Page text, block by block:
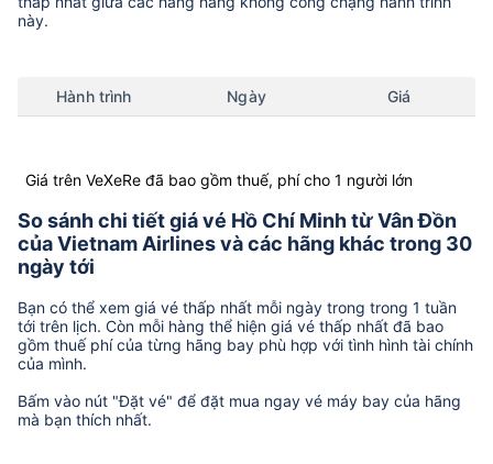
này.
Hành trình Ngày Giá
Giá trên VeXeRe đã bao gồm thuế, phí cho 1 người lớn
So sánh chi tiết giá vé Hồ Chí Minh từ Vân Đồn
của Vietnam Airlines và các hãng khác trong 30
ngày tới
Bạn có thể xem giá vé thấp nhất mỗi ngày trong trong 1 tuần
tới trên lịch. Còn mỗi hàng thể hiện giá vé thấp nhất đã bao
gồm thuế phí của từng hãng bay phù hợp với tình hình tài chính
của mình.
Bấm vào nút "Đặt vé" để đặt mua ngay vé máy bay của hãng
mà bạn thích nhất.